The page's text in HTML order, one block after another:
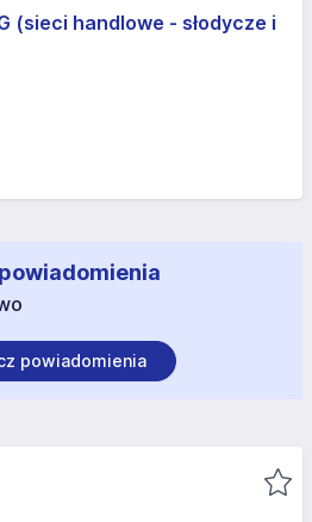
(sieci handlowe - słodycze i
powiadomienia